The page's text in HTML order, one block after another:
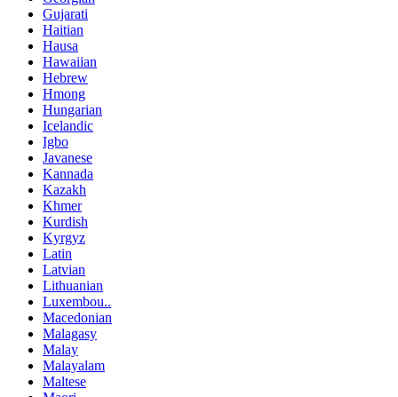
Gujarati
Haitian
Hausa
Hawaiian
Hebrew
Hmong
Hungarian
Icelandic
Igbo
Javanese
Kannada
Kazakh
Khmer
Kurdish
Kyrgyz
Latin
Latvian
Lithuanian
Luxembou..
Macedonian
Malagasy
Malay
Malayalam
Maltese